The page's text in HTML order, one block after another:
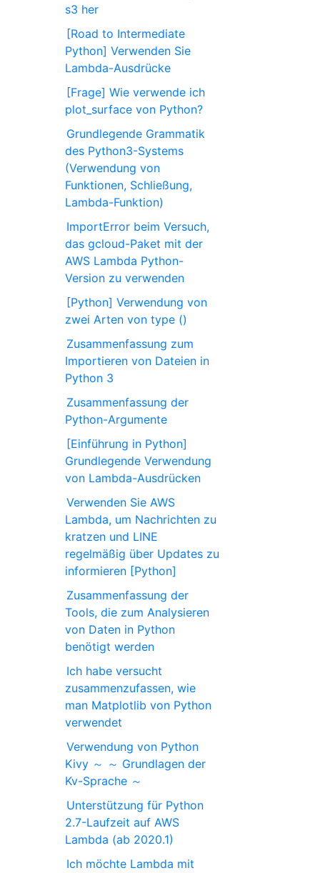
s3 her
[Road to Intermediate
Python] Verwenden Sie
Lambda-Ausdrücke
[Frage] Wie verwende ich
plot_surface von Python?
Grundlegende Grammatik
des Python3-Systems
(Verwendung von
Funktionen, Schließung,
Lambda-Funktion)
ImportError beim Versuch,
das gcloud-Paket mit der
AWS Lambda Python-
Version zu verwenden
[Python] Verwendung von
zwei Arten von type ()
Zusammenfassung zum
Importieren von Dateien in
Python 3
Zusammenfassung der
Python-Argumente
[Einführung in Python]
Grundlegende Verwendung
von Lambda-Ausdrücken
Verwenden Sie AWS
Lambda, um Nachrichten zu
kratzen und LINE
regelmäßig über Updates zu
informieren [Python]
Zusammenfassung der
Tools, die zum Analysieren
von Daten in Python
benötigt werden
Ich habe versucht
zusammenzufassen, wie
man Matplotlib von Python
verwendet
Verwendung von Python
Kivy ～ ～ Grundlagen der
Kv-Sprache ～
Unterstützung für Python
2.7-Laufzeit auf AWS
Lambda (ab 2020.1)
Ich möchte Lambda mit